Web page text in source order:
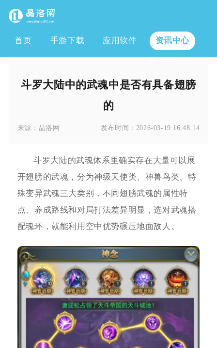
首页 手游下载 应用软件 资讯中心
斗罗大陆中的武魂中是否有具备翅膀
的
来源： 晶洛网 发布时间： 2026-03-19 16:48:14
斗罗大陆的武魂体系里确实存在大量可以展
开翅膀的武魂，分为神级天使类、神兽鸟类、特
殊变异武魂三大类别，不同翅膀武魂的属性特
点、养成路线和对局打法差异明显，选对武魂搭
配魂环，就能利用空中优势碾压地面敌人。